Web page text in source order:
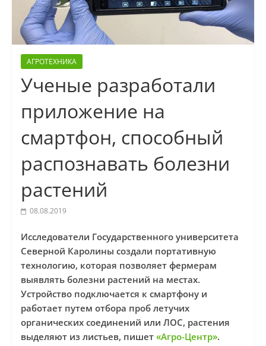
АГРОТЕХНИКА
Ученые разработали
приложение на
смартфон, способный
распознавать болезни
растений
08.08.2019
Исследователи Государственного университета
Северной Каролины создали портативную
технологию, которая позволяет фермерам
выявлять болезни растений на местах.
Устройство подключается к смартфону и
работает путем отбора проб летучих
органических соединений или ЛОС, растения
выделяют из листьев, пишет «Агро-Центр».